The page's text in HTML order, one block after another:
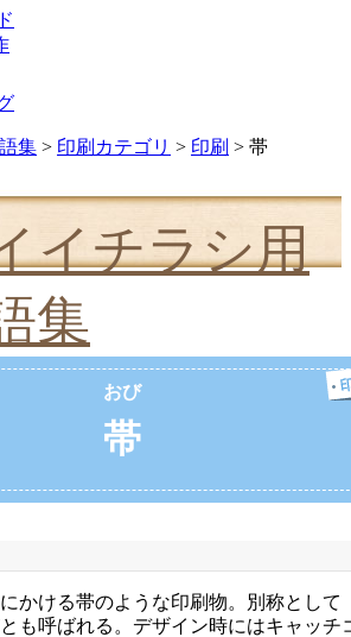
集 > 印刷カテゴリ > 印刷 > 帯
イチラシ用
集
おび
帯
かける帯のような印刷物。別称として
も呼ばれる。デザイン時にはキャッチ